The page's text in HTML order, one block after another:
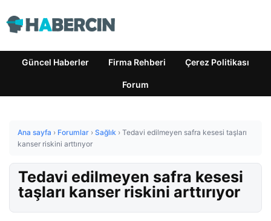
Güncel Haberler Firma Rehberi Çerez Politikası
Forum
Ana sayfa › Forumlar › Sağlık › Tedavi edilmeyen safra kesesi taşları
kanser riskini arttırıyor
Tedavi edilmeyen safra kesesi
taşları kanser riskini arttırıyor